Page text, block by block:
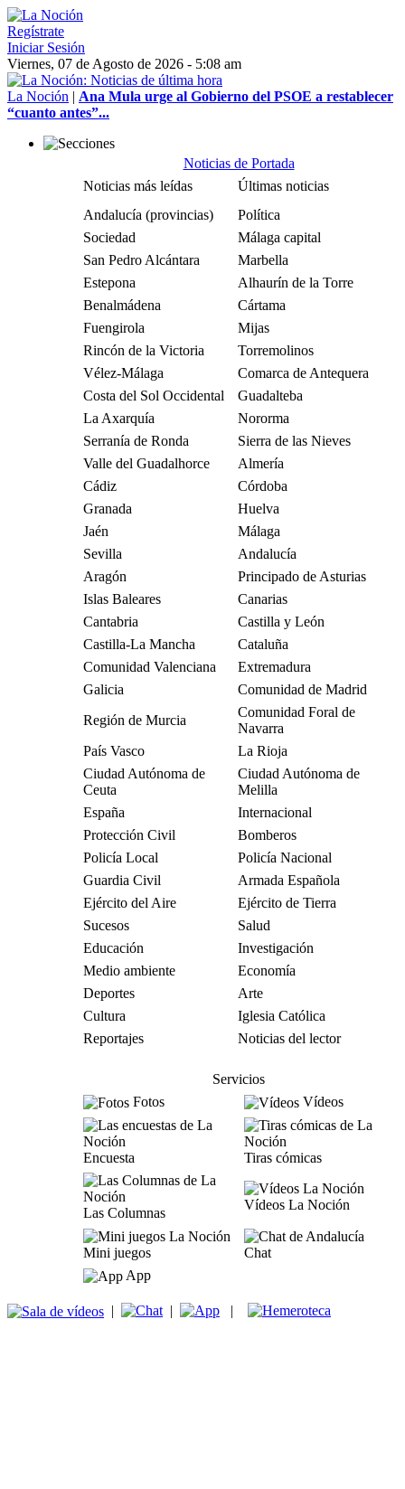
Regístrate
Iniciar Sesión
Viernes, 07 de Agosto de 2026 - 5:08 am
La Noción | Ana Mula urge al Gobierno del PSOE a restablecer
“cuanto antes”...
Noticias de Portada
Noticias más leídas
Últimas noticias
Andalucía (provincias)
Política
Sociedad
Málaga capital
San Pedro Alcántara
Marbella
Estepona
Alhaurín de la Torre
Benalmádena
Cártama
Fuengirola
Mijas
Rincón de la Victoria
Torremolinos
Vélez-Málaga
Comarca de Antequera
Costa del Sol Occidental
Guadalteba
La Axarquía
Nororma
Serranía de Ronda
Sierra de las Nieves
Valle del Guadalhorce
Almería
Cádiz
Córdoba
Granada
Huelva
Jaén
Málaga
Sevilla
Andalucía
Aragón
Principado de Asturias
Islas Baleares
Canarias
Cantabria
Castilla y León
Castilla-La Mancha
Cataluña
Comunidad Valenciana
Extremadura
Galicia
Comunidad de Madrid
Región de Murcia
Comunidad Foral de
Navarra
País Vasco
La Rioja
Ciudad Autónoma de
Ceuta
Ciudad Autónoma de
Melilla
España
Internacional
Protección Civil
Bomberos
Policía Local
Policía Nacional
Guardia Civil
Armada Española
Ejército del Aire
Ejército de Tierra
Sucesos
Salud
Educación
Investigación
Medio ambiente
Economía
Deportes
Arte
Cultura
Iglesia Católica
Reportajes
Noticias del lector
Servicios
Fotos
Vídeos
Encuesta Tiras cómicas
Las Columnas
Vídeos La Noción
Mini juegos
Chat
App
| | |